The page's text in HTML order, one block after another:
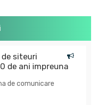
de siteuri
de ani impreuna
de comunicare